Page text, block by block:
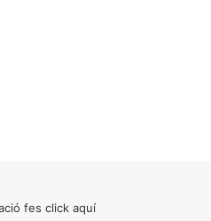
fes click aquí